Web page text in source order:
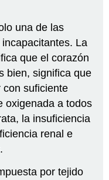
una de las
La
que el corazón
bien, significa que
con suficiente
oxigenada a todos
la insuficiencia
renal e
por tejido